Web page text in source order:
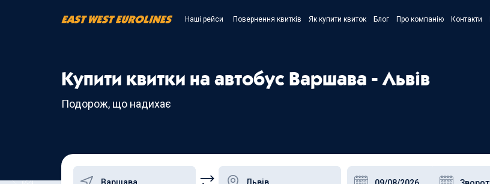
Наші рейси Повернення квитків Як купити квиток Блог Про компанію Контакти
Купити квитки на автобус Варшава - Львів
Подорож, що надихає